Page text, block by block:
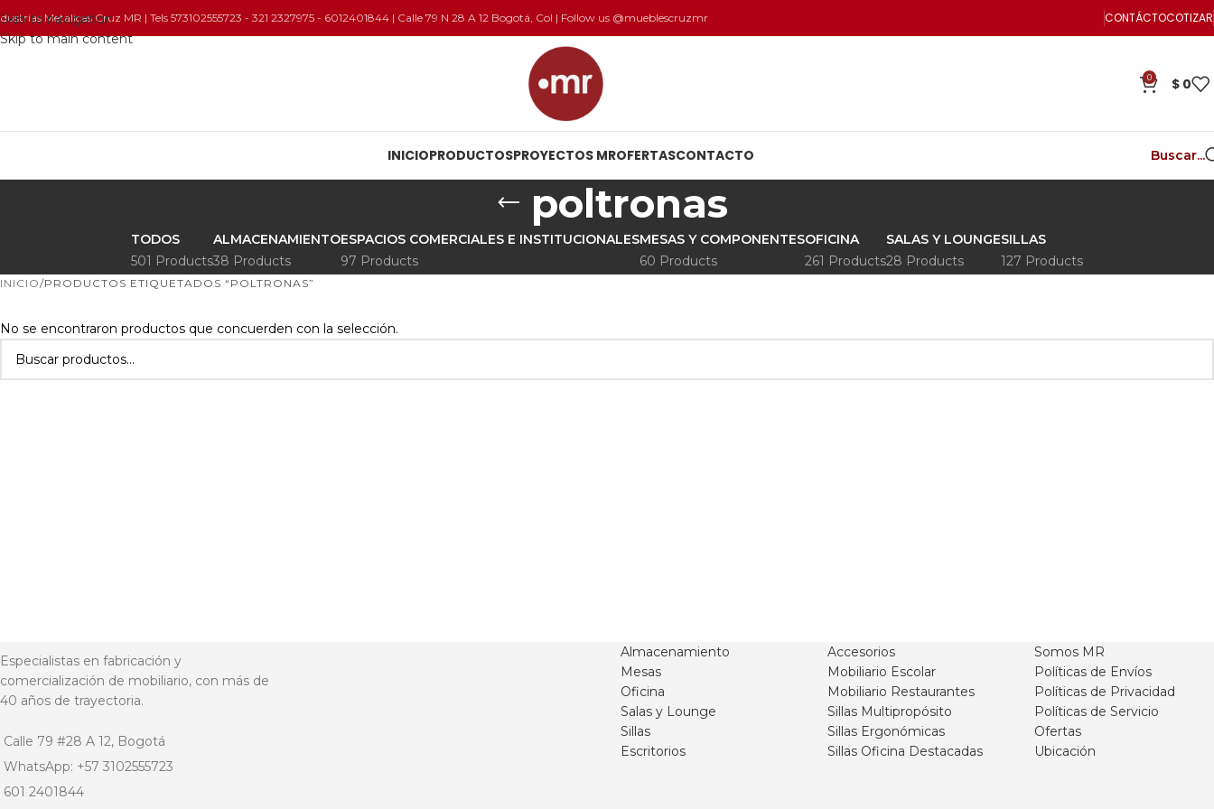
Skip to navigation
Skip to main content
Metalicas Cruz MR | Tels 573102555723 - 321 2327975 - 6012401844 | Calle 79 N 28 A 12 Bogotá, Col | Follow us @mueblescruzmr CONTÁCTOCOTIZAR
0 $ 0
INICIOPRODUCTOSPROYECTOS MROFERTASCONTACTO Buscar...
poltronas
TODOS
501 Products
ALMACENAMIENTO
38 Products
ESPACIOS COMERCIALES E INSTITUCIONALES
97 Products
MESAS Y COMPONENTES
60 Products
OFICINA
261 Products
SALAS Y LOUNGE
28 Products
SILLAS
127 Products
INICIO PRODUCTOS ETIQUETADOS “POLTRONAS”
No se encontraron productos que concuerden con la selección.
Especialistas en fabricación y
comercialización de mobiliario, con más de
40 años de trayectoria.
Calle 79 #28 A 12, Bogotá
WhatsApp: +57 3102555723
601 2401844
Almacenamiento
Mesas
Oficina
Salas y Lounge
Sillas
Escritorios
Accesorios
Mobiliario Escolar
Mobiliario Restaurantes
Sillas Multipropósito
Sillas Ergonómicas
Sillas Oficina Destacadas
Somos MR
Políticas de Envíos
Políticas de Privacidad
Políticas de Servicio
Ofertas
Ubicación